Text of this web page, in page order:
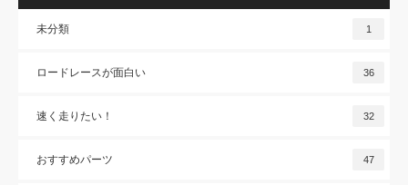
未分類 1
ロードレースが面白い 36
速く走りたい！ 32
おすすめパーツ 47